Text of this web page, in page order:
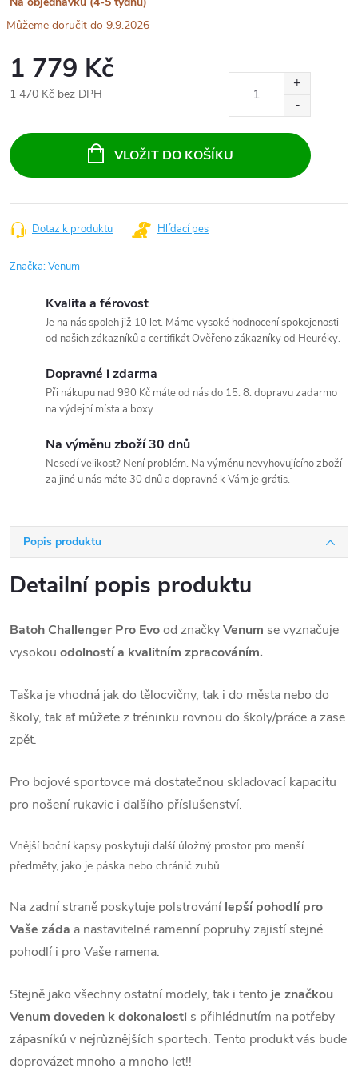
9.9.2026
1 779 Kč
1 470 Kč bez DPH
cena:
VLOŽIT DO KOŠÍKU
Dotaz k produktu Hlídací pes
Značka:Venum
Kvalita a férovost
Je na nás spoleh již 10 let. Máme vysoké hodnocení spokojenosti
od našich zákazníků a certifikát Ověřeno zákazníky od Heuréky.
Dopravné i zdarma
Při nákupu nad 990 Kč máte od nás do 15. 8. dopravu zadarmo
na výdejní místa a boxy.
Na výměnu zboží 30 dnů
Nesedí velikost? Není problém. Na výměnu nevyhovujícího zboží
za jiné u nás máte 30 dnů a dopravné k Vám je grátis.
Popis produktu
Detailní popis produktu
Batoh Challenger Pro Evood značkyVenum se vyznačuje
vysokou odolností a kvalitním zpracováním.
Taška je vhodná jak do tělocvičny, tak i do města nebo do
školy, tak ať můžete z tréninku rovnou do školy/práce a zase
zpět.
Pro bojové sportovce má dostatečnou skladovací kapacitu
pro nošení rukavic i dalšího příslušenství.
Vnější boční kapsy poskytují další úložný prostor pro menší
předměty, jako je páska nebo chránič zubů.
Na zadní straně poskytuje polstrování lepší pohodlí pro
Vaše záda a nastavitelné ramenní popruhy zajistí stejné
pohodlí i pro Vaše ramena.
Stejně jako všechny ostatní modely, tak i tento je značkou
Venum doveden k dokonalosti s přihlédnutím na potřeby
zápasníků v nejrůznějších sportech. Tento produkt vás bude
doprovázet mnoho a mnoho let!!